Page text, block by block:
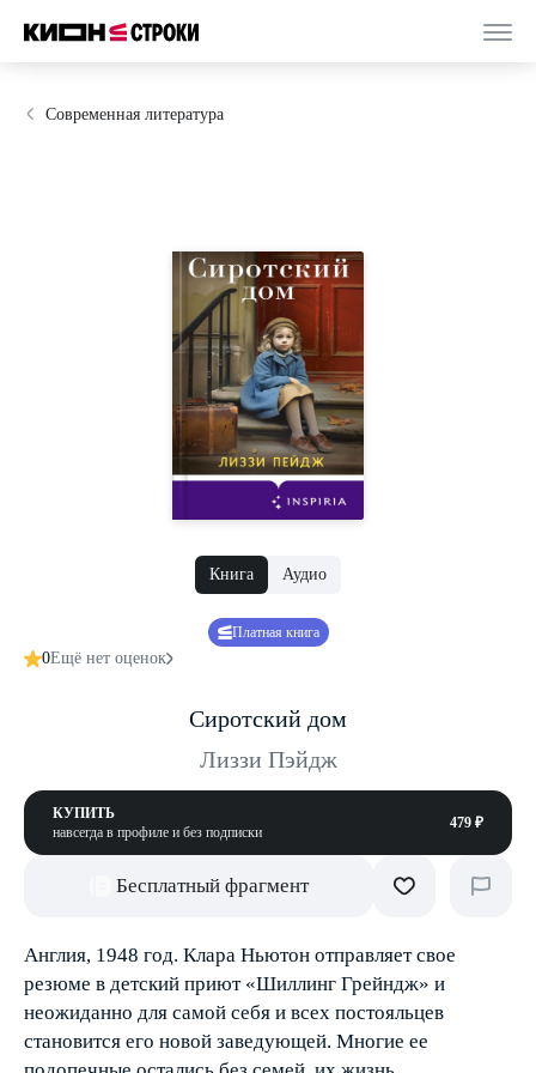
Современная литература
Книга Аудио
Платная книга
0Ещё нет оценок
Сиротский дом
Лиззи Пэйдж
КУПИТЬ
навсегда в профиле и без подписки
479 ₽
Бесплатный фрагмент
Англия, 1948 год. Клара Ньютон отправляет свое
резюме в детский приют «Шиллинг Грейндж» и
неожиданно для самой себя и всех постояльцев
становится его новой заведующей. Многие ее